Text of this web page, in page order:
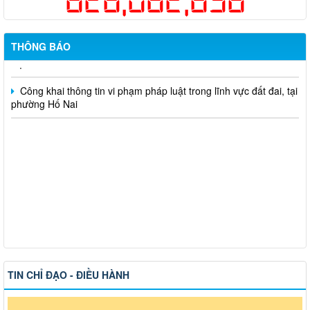
THÔNG BÁO
một lần cho người dân trên địa bàn thành phố Đồng Nai
Hỗ trợ đăng tải thông tin hợp nhất, thay đổi địa chỉ trụ sở làm
việc
Công khai thông tin vi phạm pháp luật trong lĩnh vực đất đai, tại
phường Hố Nai
TIN CHỈ ĐẠO - ĐIỀU HÀNH